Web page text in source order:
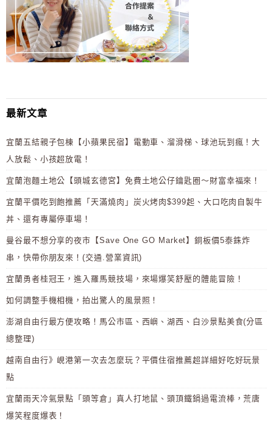
最新文章
宜蘭五結親子包棟【小蘋果民宿】電動車、溜滑梯、球池玩到瘋！大
人放鬆、小孩超放電！
宜蘭泡麵土地公【頭城玄德宮】免費土地公仔鑰匙圈～財富幸福來！
宜蘭平價吃到飽推薦「天滿燒肉」炭火烤肉$399起、大口吃肉自製牛
丼、還有專屬停車場！
曼谷最不想分享的夜市【Save One GO Market】銅板價5泰銖炸
串，快帶你朋友來！(交通.營業資訊)
宜蘭勇者桂冠王，進入羅馬競技場，來場爆笑舒壓的體能冒險！
如何調整手機相機，拍出驚人的風景照！
澎湖自由行最方便攻略！馬公市區、西嶼、湖西、白沙景點美食(分區
總整理)
越南自由行》峴港第一次去怎麼玩？平價住宿推薦超詳細好吃好玩景
點
宜蘭雨天冷氣景點「頭等倉」真人打地鼠、頭頂鐵鍋過電流棒，荒唐
爆笑程度爆表！